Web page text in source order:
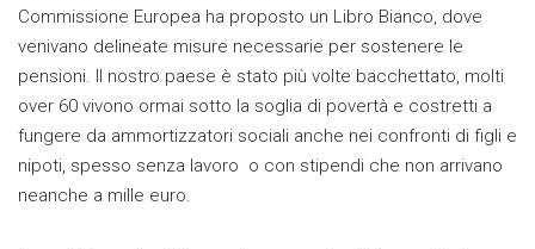
Commissione Europea ha proposto un Libro Bianco, dove
venivano delineate misure necessarie per sostenere le
pensioni. Il nostro paese è stato più volte bacchettato, molti
over 60 vivono ormai sotto la soglia di povertà e costretti a
fungere da ammortizzatori sociali anche nei confronti di figli e
nipoti, spesso senza lavoro o con stipendi che non arrivano
neanche a mille euro.